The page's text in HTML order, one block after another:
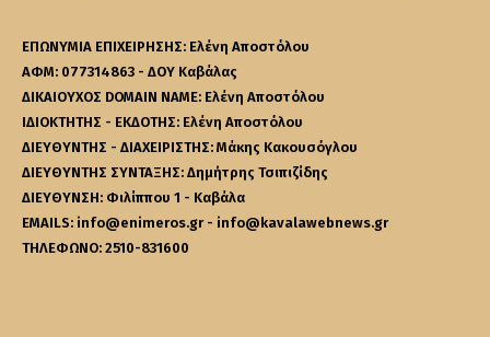
ΕΠΩΝΥΜΙΑ ΕΠΙΧΕΙΡΗΣΗΣ: Ελένη Αποστόλου
ΑΦΜ: 077314863 - ΔΟΥ Καβάλας
ΔΙΚΑΙΟΥΧΟΣ DOMAIN NAME: Ελένη Αποστόλου
ΙΔΙΟΚΤΗΤΗΣ - ΕΚΔΟΤΗΣ: Ελένη Αποστόλου
ΔΙΕΥΘΥΝΤΗΣ - ΔΙΑΧΕΙΡΙΣΤΗΣ: Μάκης Κακουσόγλου
ΔΙΕΥΘΥΝΤΗΣ ΣΥΝΤΑΞΗΣ: Δημήτρης Τσιπιζίδης
ΔΙΕΥΘΥΝΣΗ: Φιλίππου 1 - Καβάλα
EMAILS: info@enimeros.gr - info@kavalawebnews.gr
ΤΗΛΕΦΩΝΟ: 2510-831600